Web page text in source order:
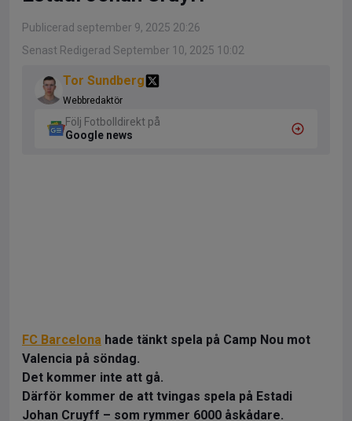
Publicerad september 9, 2025 20:26
Senast Redigerad September 10, 2025 10:02
Tor Sundberg
Webbredaktör
Följ Fotbolldirekt på
Google news
FC Barcelona hade tänkt spela på Camp Nou mot
Valencia på söndag.
Det kommer inte att gå.
Därför kommer de att tvingas spela på Estadi
Johan Cruyff – som rymmer 6000 åskådare.